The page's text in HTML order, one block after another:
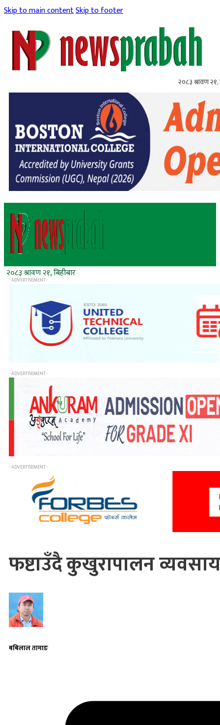
Skip to main contentSkip to footer
२०८३ श्रावण २१,
२०८३ श्रावण २१, बिहीबार
- ADVERTISEMENT -
- ADVERTISEMENT -
- ADVERTISEMENT -
फष्टाउँदै कुखुरापालन
बबिलाल तामाङ